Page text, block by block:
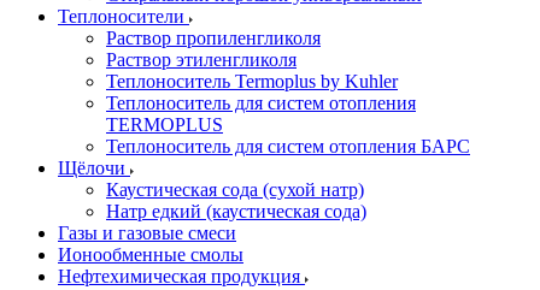
Теплоносители
Раствор пропиленгликоля
Раствор этиленгликоля
Теплоноситель Termoplus by Kuhler
Теплоноситель для систем отопления
TERMOPLUS
Теплоноситель для систем отопления БАРС
Щёлочи
Каустическая сода (сухой натр)
Натр едкий (каустическая сода)
Газы и газовые смеси
Ионообменные смолы
Нефтехимическая продукция